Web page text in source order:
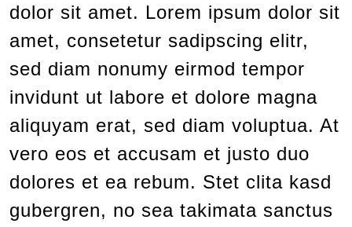
dolor sit amet. Lorem ipsum dolor sit
amet, consetetur sadipscing elitr,
sed diam nonumy eirmod tempor
invidunt ut labore et dolore magna
aliquyam erat, sed diam voluptua. At
vero eos et accusam et justo duo
dolores et ea rebum. Stet clita kasd
gubergren, no sea takimata sanctus